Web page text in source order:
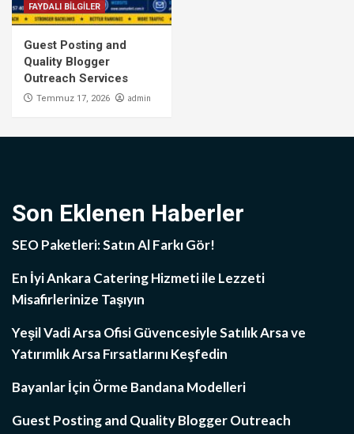
FAYDALI BİLGİLER
Guest Posting and
Quality Blogger
Outreach Services
Temmuz 17, 2026 admin
Son Eklenen Haberler
SEO Paketleri: Satın Al Farkı Gör!
En İyi Ankara Catering Hizmeti ile Lezzeti
Misafirlerinize Taşıyın
Yeşil Vadi Arsa Ofisi Güvencesiyle Satılık Arsa ve
Yatırımlık Arsa Fırsatlarını Keşfedin
Bayanlar İçin Örme Bandana Modelleri
Guest Posting and Quality Blogger Outreach